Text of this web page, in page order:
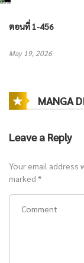
จนกระทั่งวันหนึ่ง เข
ตกใจกว่านั้น… เขา
พร้อมบริการให้คำป
แต่ไม่นานเขาก็เริ่ม
ตอนที่ 1-456
May 19, 2026
MANGA
Leave a Reply
Your email address
marked *